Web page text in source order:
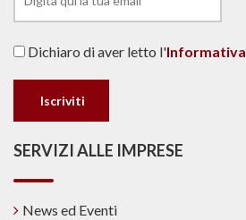
Dichiaro di aver letto l'Informativa
SERVIZI ALLE IMPRESE
News ed Eventi